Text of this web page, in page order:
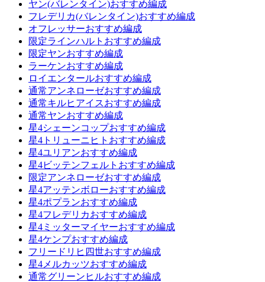
ヤン(バレンタイン)おすすめ編成
フレデリカ(バレンタイン)おすすめ編成
オフレッサーおすすめ編成
限定ラインハルトおすすめ編成
限定ヤンおすすめ編成
ラーケンおすすめ編成
ロイエンタールおすすめ編成
通常アンネローゼおすすめ編成
通常キルヒアイスおすすめ編成
通常ヤンおすすめ編成
星4シェーンコップおすすめ編成
星4トリューニヒトおすすめ編成
星4ユリアンおすすめ編成
星4ビッテンフェルトおすすめ編成
限定アンネローゼおすすめ編成
星4アッテンボローおすすめ編成
星4ポプランおすすめ編成
星4フレデリカおすすめ編成
星4ミッターマイヤーおすすめ編成
星4ケンプおすすめ編成
フリードリヒ四世おすすめ編成
星4メルカッツおすすめ編成
通常グリーンヒルおすすめ編成